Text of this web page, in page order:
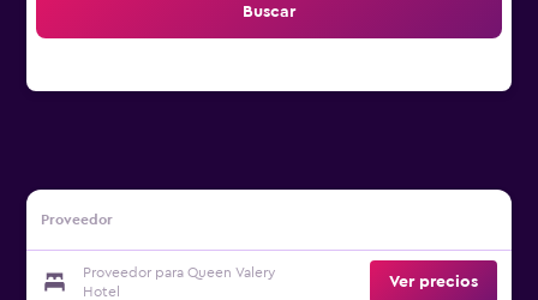
Buscar
Proveedor
Proveedor para Queen Valery
Hotel
Ver precios